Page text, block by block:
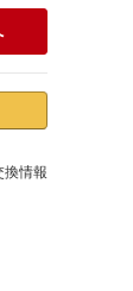
換情報